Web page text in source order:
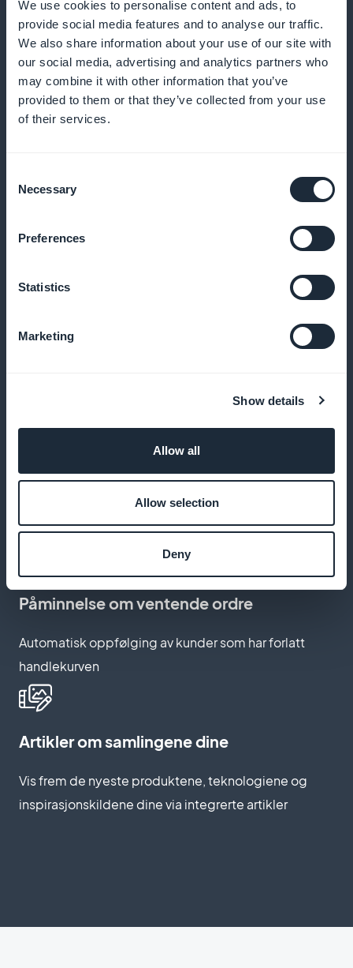
We use cookies to personalise content and ads, to
provide social media features and to analyse our traffic.
We also share information about your use of our site with
our social media, advertising and analytics partners who
may combine it with other information that you’ve
provided to them or that they’ve collected from your use
of their services.
Selection
Necessary
Preferences
Statistics
Marketing
Show details
Allow all
Allow selection
Deny
Kjøp nå fra listen
Aktiver hurtigkjøp for modellene dine uten å gå
Publiser appen din under ditt eget merkenavn, uten
henvisning til en tredjepartsplattform
Påminnelse om ventende ordre
Automatisk oppfølging av kunder som har forlatt
handlekurven
Artikler om samlingene dine
Vis frem de nyeste produktene, teknologiene og
inspirasjonskildene dine via integrerte artikler